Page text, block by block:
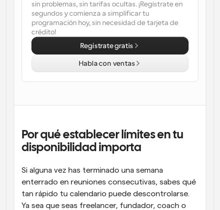
Programación potenciadda con llamadas
impulsadas por IA
Flujos de trabajo
Automatiza la programación y los recordatorios
Mantente al día con las últimas noticias y
actualizaciones
Reserva reuniones de forma fluida con varias personas
Recibe notificaciones cuando ocurra algo
Por qué establecer límites en tu
disponibilidad importa
Si alguna vez has terminado una semana
enterrado en reuniones consecutivas, sabes qué
tan rápido tu calendario puede descontrolarse.
Ya sea que seas freelancer, fundador, coach o
sin problemas, sin tarifas ocultas. ¡Regístrate en
segundos y comienza a simplificar tu
programación hoy, sin necesidad de tarjeta de
crédito!
Regístrate gratis
Habla con ventas